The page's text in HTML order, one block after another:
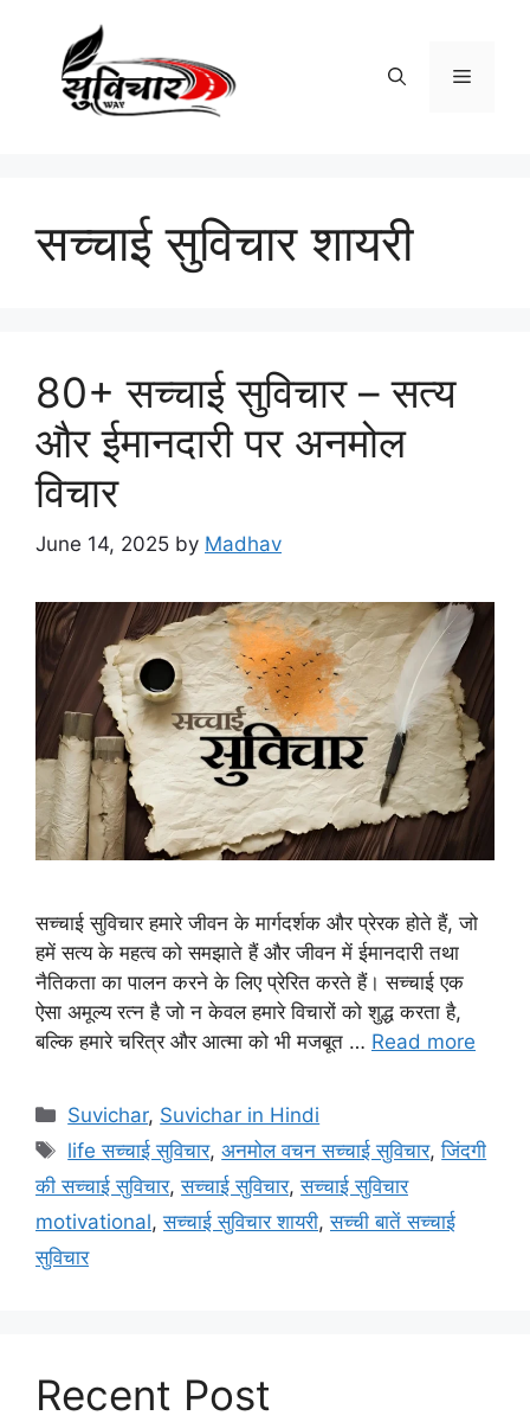
content
Menu
सच्चाई सुविचार शायरी
80+ सच्चाई सुविचार – सत्य
और ईमानदारी पर अनमोल
विचार
June 14, 2025 by Madhav
सच्चाई सुविचार हमारे जीवन के मार्गदर्शक और प्रेरक होते हैं, जो
हमें सत्य के महत्व को समझाते हैं और जीवन में ईमानदारी तथा
नैतिकता का पालन करने के लिए प्रेरित करते हैं। सच्चाई एक
ऐसा अमूल्य रत्न है जो न केवल हमारे विचारों को शुद्ध करता है,
बल्कि हमारे चरित्र और आत्मा को भी मजबूत … Read more
Categories
Suvichar, Suvichar in Hindi
Tags
life सच्चाई सुविचार,अनमोल वचन सच्चाई सुविचार,जिंदगी
की सच्चाई सुविचार,सच्चाई सुविचार,सच्चाई सुविचार
motivational,सच्चाई सुविचार शायरी,सच्ची बातें सच्चाई
सुविचार
Recent Post